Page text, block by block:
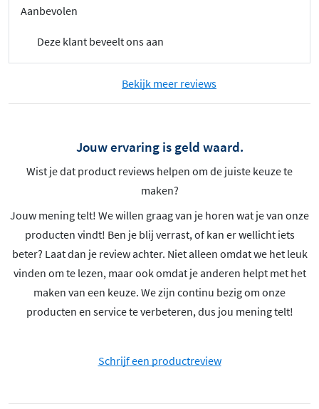
Aanbevolen
Deze klant beveelt ons aan
Bekijk meer reviews
Jouw ervaring is geld waard.
Wist je dat product reviews helpen om de juiste keuze te
maken?
Jouw mening telt! We willen graag van je horen wat je van onze
producten vindt! Ben je blij verrast, of kan er wellicht iets
beter? Laat dan je review achter. Niet alleen omdat we het leuk
vinden om te lezen, maar ook omdat je anderen helpt met het
maken van een keuze. We zijn continu bezig om onze
producten en service te verbeteren, dus jou mening telt!
Schrijf een productreview